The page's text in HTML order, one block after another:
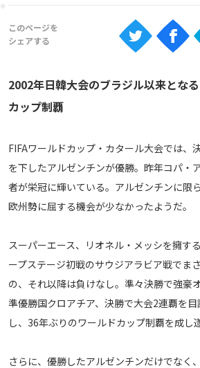
メディアアライアンス
2002年日韓大会のブラジル以来とな
カップ制覇
FIFAワールドカップ・カタール大会では、
を下したアルゼンチンが優勝。昨年コパ・
者が栄冠に輝いている。アルゼンチンに限
欧州勢に屈する機会が少なかったようだ。
スーパーエース、リオネル・メッシを擁す
ープステージ初戦のサウジアラビア戦でま
の、それ以降は負けなし。準々決勝で強豪
準優勝国クロアチア、決勝で大会2連覇を
し、36年ぶりのワールドカップ制覇を成し
さらに、優勝したアルゼンチンだけでなく